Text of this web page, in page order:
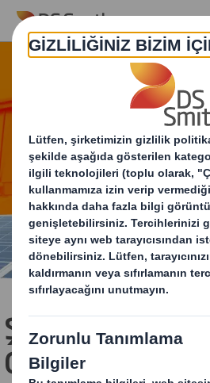
Skip to main content
Şimdi Teslim
Geleceğe